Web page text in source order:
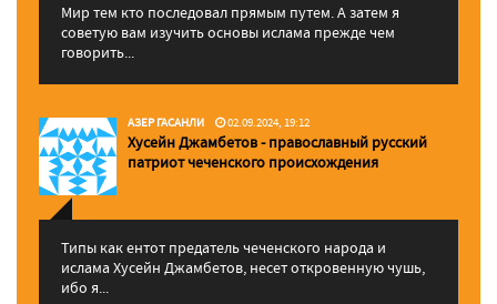
Мир тем кто последовал прямым путем. А затем я
советую вам изучить основы ислама прежде чем
говорить...
АЗЕР ГАСАНЛИ 02.09.2024, 19:12
Хусейн Джамбетов - православный русский
патриот чеченского происхождения
Типы как ентот предатель чеченского народа и
ислама Хусейн Джамбетов, несет откровенную чушь,
ибо я...